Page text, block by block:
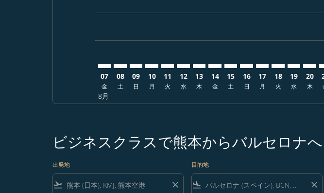
07
金
8月
08
土
09
日
10
月
11
火
12
水
13
木
14
金
15
土
16
日
17
月
18
火
19
水
20
木
ビジネスクラスで熊本からバルセロナへ
出発地
flight_takeoff close
目的地
flight_land close